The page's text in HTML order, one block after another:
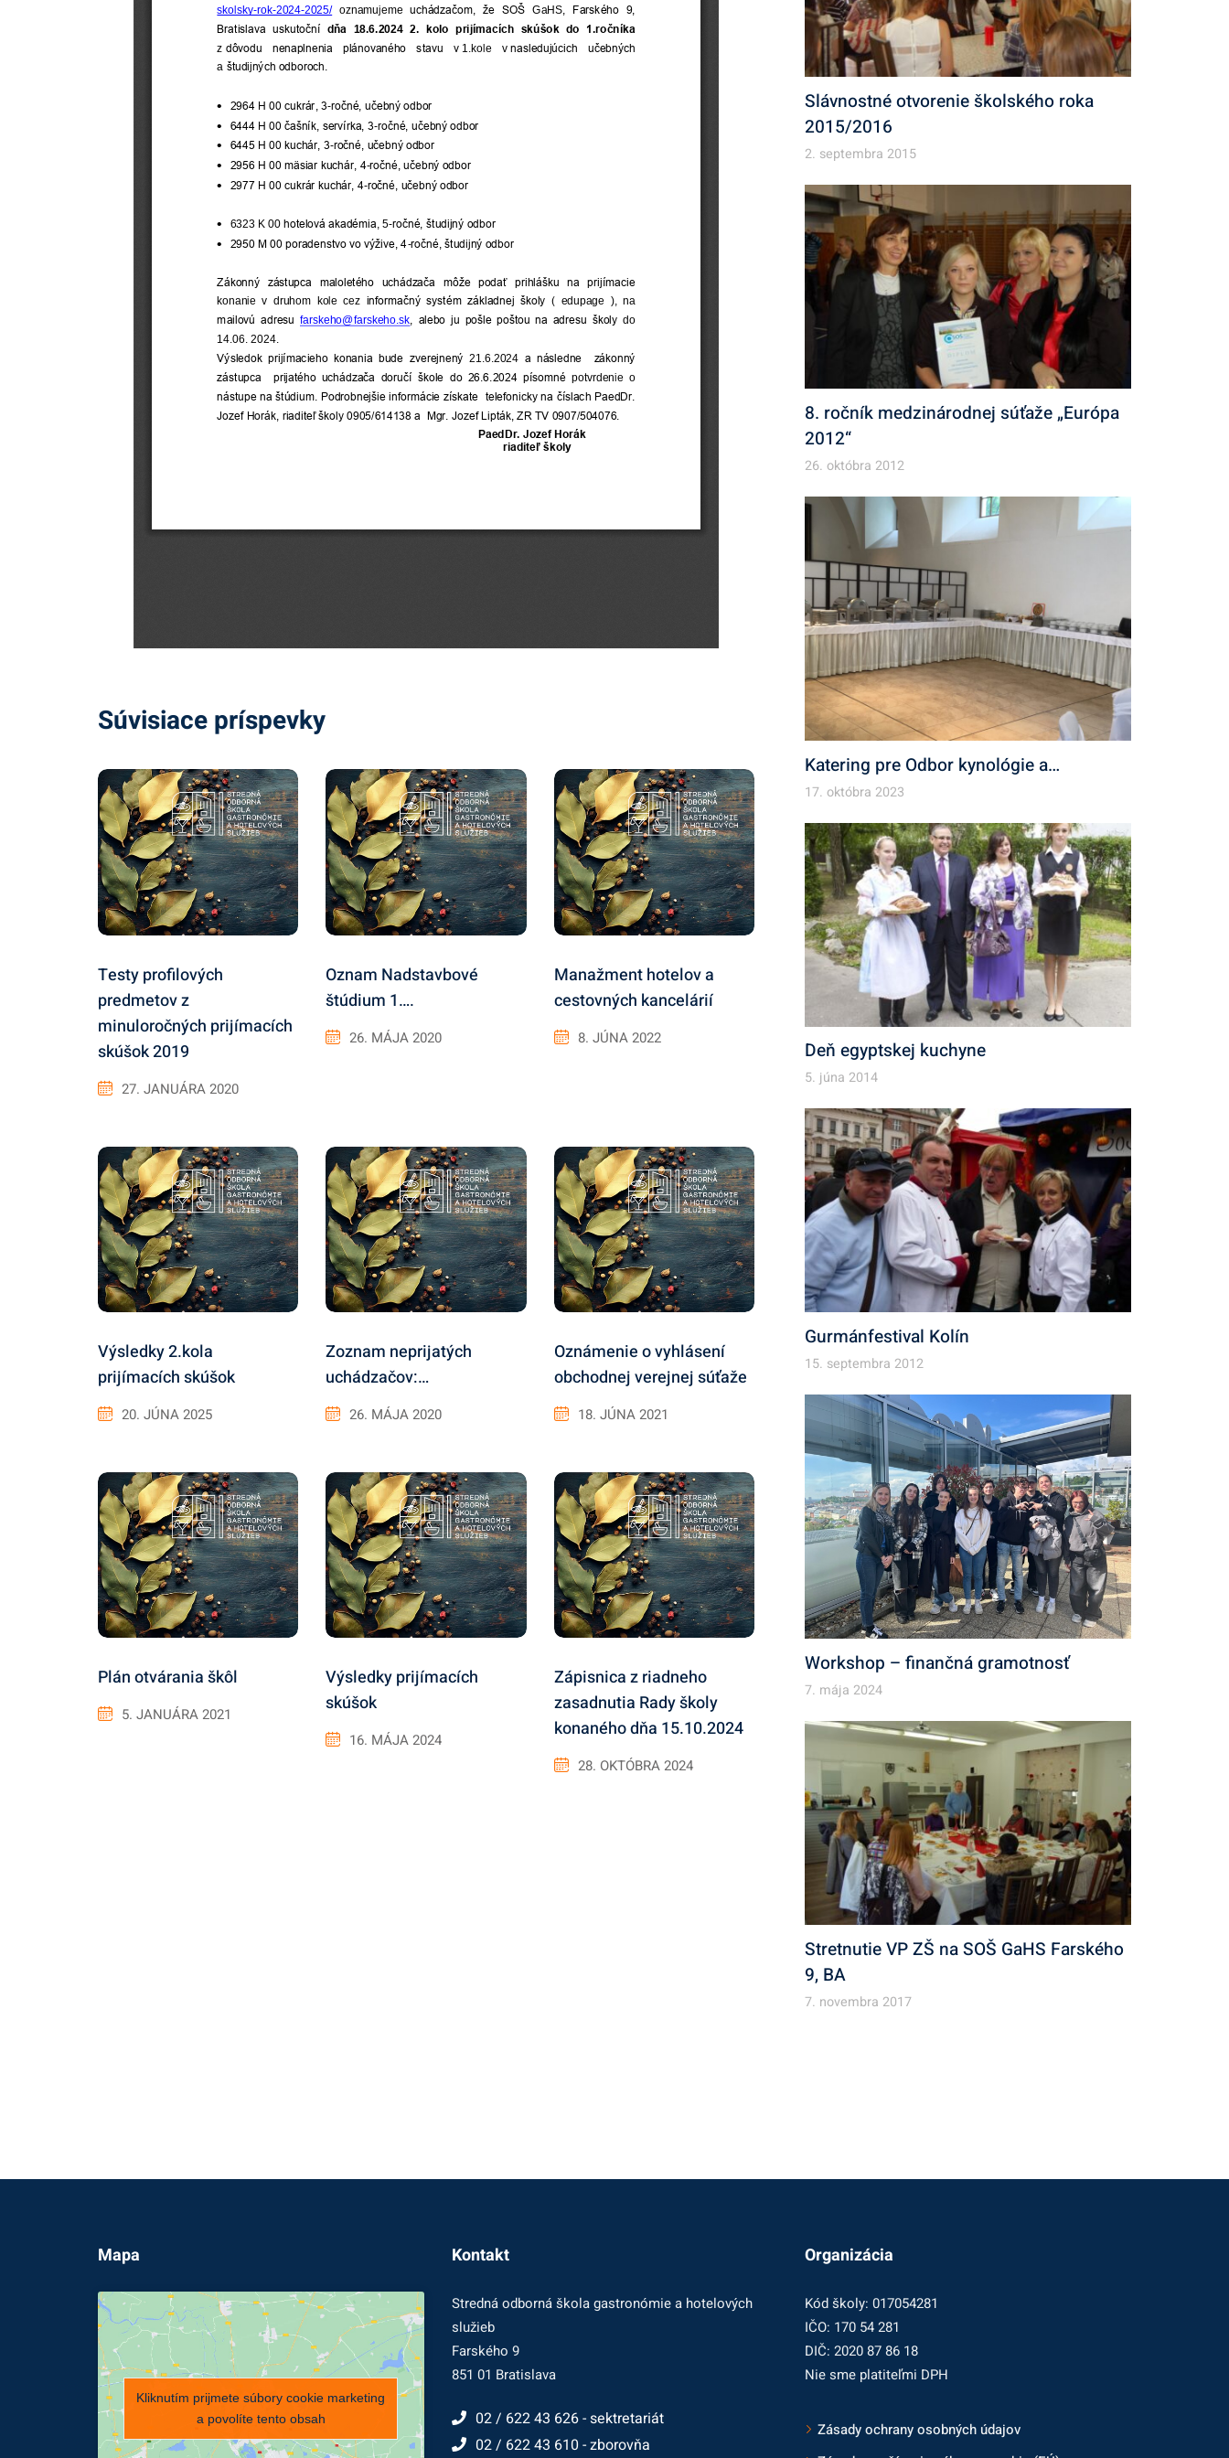
Súvisiace príspevky
Testy profilových
predmetov z
minuloročných prijímacích
skúšok 2019
27. JANUÁRA 2020
Oznam Nadstavbové
štúdium 1….
26. MÁJA 2020
Manažment hotelov a
cestovných kancelárií
8. JÚNA 2022
Výsledky 2.kola
prijímacích skúšok
20. JÚNA 2025
Zoznam neprijatých
uchádzačov:…
26. MÁJA 2020
Oznámenie o vyhlásení
obchodnej verejnej súťaže
18. JÚNA 2021
Plán otvárania škôl
5. JANUÁRA 2021
Výsledky prijímacích
skúšok
16. MÁJA 2024
Zápisnica z riadneho
zasadnutia Rady školy
konaného dňa 15.10.2024
28. OKTÓBRA 2024
Slávnostné otvorenie školského roka
2015/2016
2. septembra 2015
8. ročník medzinárodnej súťaže „Európa
2012“
26. októbra 2012
Katering pre Odbor kynológie a…
17. októbra 2023
Deň egyptskej kuchyne
5. júna 2014
Gurmánfestival Kolín
15. septembra 2012
Workshop – finančná gramotnosť
7. mája 2024
Stretnutie VP ZŠ na SOŠ GaHS Farského
9, BA
7. novembra 2017
Mapa
Kliknutím prijmete súbory cookie marketing
a povolíte tento obsah
Kontakt
Stredná odborná škola gastronómie a hotelových
služieb
Farského 9
851 01 Bratislava
02 / 622 43 626 - sektretariát
02 / 622 43 610 - zborovňa
Organizácia
Kód školy: 017054281
IČO: 170 54 281
DIČ: 2020 87 86 18
Nie sme platiteľmi DPH
Zásady ochrany osobných údajov